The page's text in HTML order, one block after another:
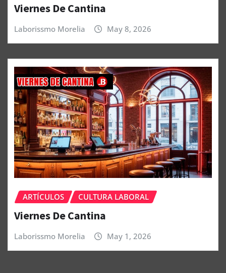
Viernes De Cantina
Laborissmo Morelia May 8, 2026
ARTÍCULOS CULTURA LABORAL
Viernes De Cantina
Laborissmo Morelia May 1, 2026